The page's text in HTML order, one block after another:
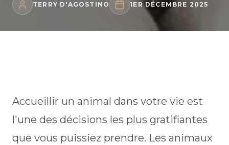
TERRY D'AGOSTINO 1ER DÉCEMBRE 2025
Accueillir un animal dans votre vie est
l'une des décisions les plus gratifiantes
que vous puissiez prendre. Les animaux